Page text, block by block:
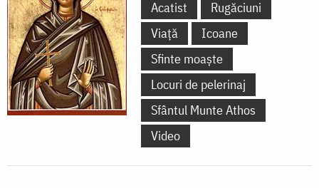
Acatist
Rugăciuni
Viață
Icoane
Sfinte moaște
Locuri de pelerinaj
Sfântul Munte Athos
Video